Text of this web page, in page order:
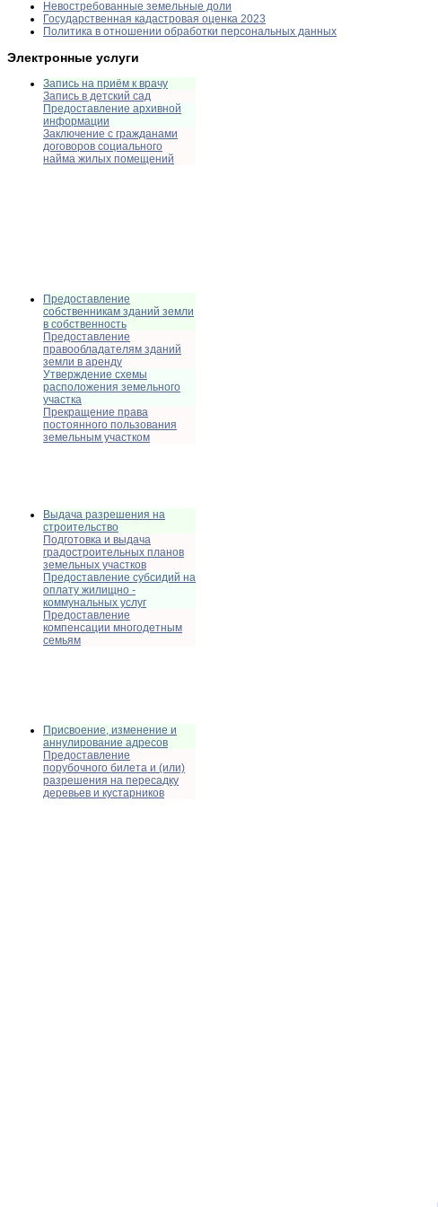
Невостребованные земельные доли
Государственная кадастровая оценка 2023
Политика в отношении обработки персональных данных
Электронные услуги
Запись на приём к врачу
Запись в детский сад
Предоставление архивной
информации
Заключение с гражданами
договоров социального
найма жилых помещений
Предоставление
собственникам зданий земли
в собственность
Предоставление
правообладателям зданий
земли в аренду
Утверждение схемы
расположения земельного
участка
Прекращение права
постоянного пользования
земельным участком
Выдача разрешения на
строительство
Подготовка и выдача
градостроительных планов
земельных участков
Предоставление субсидий на
оплату жилищно -
коммунальных услуг
Предоставление
компенсации многодетным
семьям
Присвоение, изменение и
аннулирование адресов
Предоставление
порубочного билета и (или)
разрешения на пересадку
деревьев и кустарников